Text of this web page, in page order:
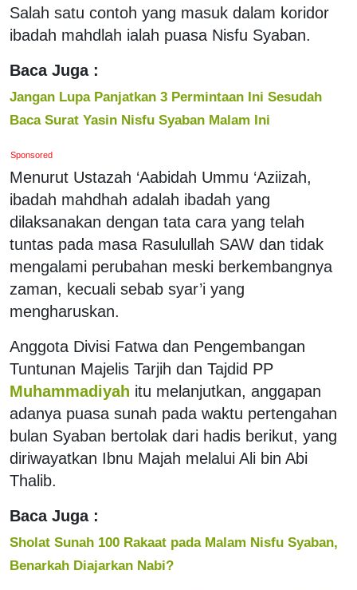
Salah satu contoh yang masuk dalam koridor
ibadah mahdlah ialah puasa Nisfu Syaban.
Baca Juga :
Jangan Lupa Panjatkan 3 Permintaan Ini Sesudah
Baca Surat Yasin Nisfu Syaban Malam Ini
Sponsored
Menurut Ustazah ‘Aabidah Ummu ‘Aziizah,
ibadah mahdhah adalah ibadah yang
dilaksanakan dengan tata cara yang telah
tuntas pada masa Rasulullah SAW dan tidak
mengalami perubahan meski berkembangnya
zaman, kecuali sebab syar’i yang
mengharuskan.
Anggota Divisi Fatwa dan Pengembangan
Tuntunan Majelis Tarjih dan Tajdid PP
Muhammadiyah itu melanjutkan, anggapan
adanya puasa sunah pada waktu pertengahan
bulan Syaban bertolak dari hadis berikut, yang
diriwayatkan Ibnu Majah melalui Ali bin Abi
Thalib.
Baca Juga :
Sholat Sunah 100 Rakaat pada Malam Nisfu Syaban,
Benarkah Diajarkan Nabi?